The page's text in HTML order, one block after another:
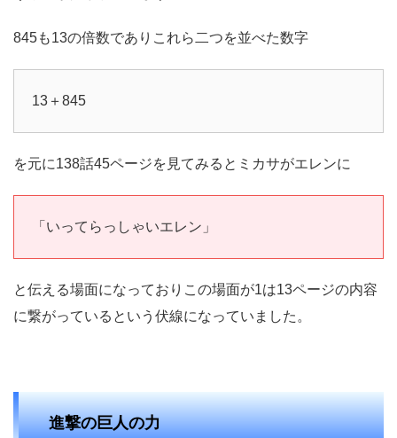
845も13の倍数でありこれら二つを並べた数字
13＋845
を元に138話45ページを見てみるとミカサがエレンに
「いってらっしゃいエレン」
と伝える場面になっておりこの場面が1は13ページの内容
に繋がっているという伏線になっていました。
進撃の巨人の力